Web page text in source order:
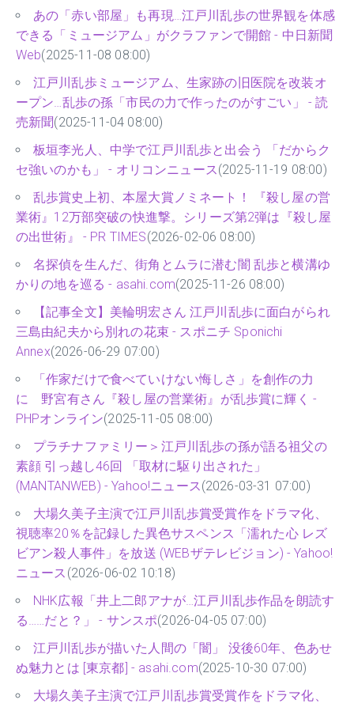
あの「赤い部屋」も再現…江戸川乱歩の世界観を体感
できる「ミュージアム」がクラファンで開館 - 中日新聞
Web(2025-11-08 08:00)
江戸川乱歩ミュージアム、生家跡の旧医院を改装オ
ープン…乱歩の孫「市民の力で作ったのがすごい」 - 読
売新聞(2025-11-04 08:00)
板垣李光人、中学で江戸川乱歩と出会う 「だからク
セ強いのかも」 - オリコンニュース(2025-11-19 08:00)
乱歩賞史上初、本屋大賞ノミネート！ 『殺し屋の営
業術』12万部突破の快進撃。シリーズ第2弾は『殺し屋
の出世術』 - PR TIMES(2026-02-06 08:00)
名探偵を生んだ、街角とムラに潜む闇 乱歩と横溝ゆ
かりの地を巡る - asahi.com(2025-11-26 08:00)
【記事全文】美輪明宏さん 江戸川乱歩に面白がられ
三島由紀夫から別れの花束 - スポニチ Sponichi
Annex(2026-06-29 07:00)
「作家だけで食べていけない悔しさ」を創作の力
に 野宮有さん『殺し屋の営業術』が乱歩賞に輝く -
PHPオンライン(2025-11-05 08:00)
プラチナファミリー＞江戸川乱歩の孫が語る祖父の
素顔 引っ越し46回 「取材に駆り出された」
(MANTANWEB) - Yahoo!ニュース(2026-03-31 07:00)
大場久美子主演で江戸川乱歩賞受賞作をドラマ化、
視聴率20％を記録した異色サスペンス「濡れた心 レズ
ビアン殺人事件」を放送 (WEBザテレビジョン) - Yahoo!
ニュース (2026-06-02 10:18)
NHK広報「井上二郎アナが…江戸川乱歩作品を朗読す
る……だと？」 - サンスポ(2026-04-05 07:00)
江戸川乱歩が描いた人間の「闇」 没後60年、色あせ
ぬ魅力とは [東京都] - asahi.com(2025-10-30 07:00)
大場久美子主演で江戸川乱歩賞受賞作をドラマ化、